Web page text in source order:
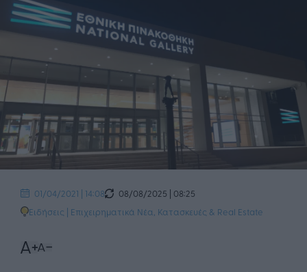
01/04/2021 | 14:08
08/08/2025 | 08:25
Ειδήσεις | Επιχειρηματικά Νέα Κατασκευές & Real Estate